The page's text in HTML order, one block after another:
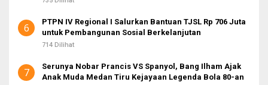
6
PTPN IV Regional I Salurkan Bantuan TJSL Rp 706 Juta
untuk Pembangunan Sosial Berkelanjutan
714 Dilihat
7
Serunya Nobar Prancis VS Spanyol, Bang Ilham Ajak
Anak Muda Medan Tiru Kejayaan Legenda Bola 80-an